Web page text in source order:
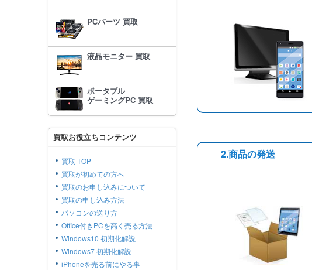
2.商品の発送
PCパーツ 買取
液晶モニター 買取
ポータブル
ゲーミングPC 買取
買取お役立ちコンテンツ
買取 TOP
買取が初めての方へ
買取のお申し込みについて
買取の申し込み方法
パソコンの送り方
Office付きPCを高く売る方法
Windows10 初期化解説
Windows7 初期化解説
iPhoneを売る前にやる事